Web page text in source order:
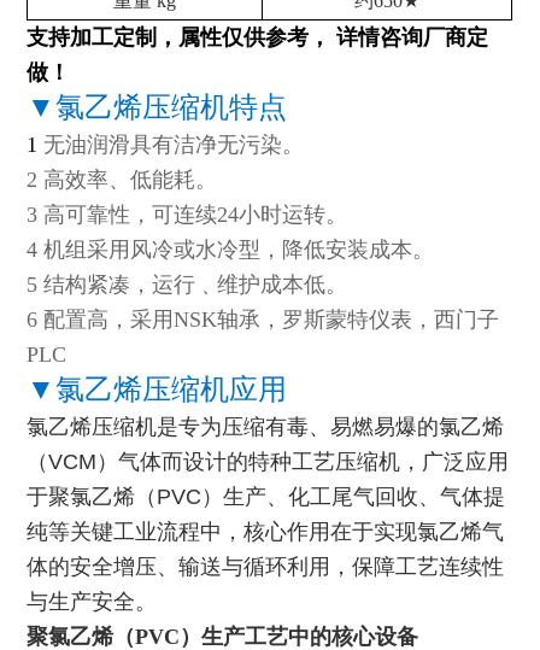
支持加工定制，属性仅供参考， 详情咨询厂商定
做！
▼氯乙烯压缩机特点
1 无油润滑具有洁净无污染。
2 高效率、低能耗。
3 高可靠性，可连续24小时运转。
4 机组采用风冷或水冷型，降低安装成本。
5 结构紧凑，运行﹑维护成本低。
6 配置高，采用NSK轴承，罗斯蒙特仪表，西门子
PLC
▼氯乙烯压缩机应用
氯乙烯压缩机是专为压缩有毒、易燃易爆的氯乙烯
（VCM）气体而设计的特种工艺压缩机，广泛应用
于聚氯乙烯（PVC）生产、化工尾气回收、气体提
纯等关键工业流程中，核心作用在于实现氯乙烯气
体的安全增压、输送与循环利用，保障工艺连续性
与生产安全。
聚氯乙烯（PVC）生产工艺中的核心设备